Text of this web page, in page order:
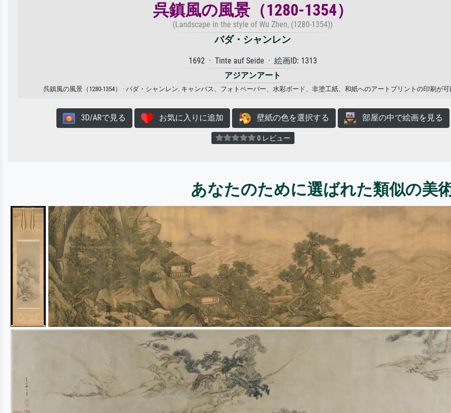
呉鎮風の風景（1280-1354）
(Landscape in the style of Wu Zhen, (1280-1354))
バダ・シャンレン
1692 · Tinte auf Seide · 絵画ID: 1313
アジアンアート
呉鎮風の風景（1280-1354） · バダ・シャンレン. キャンバス、フォトペーパー、水彩ボード、非塗工紙、和紙へのアートプリントの印刷が可
3D/ARで見る お気に入りに追加 壁紙の色を選択する 部屋の中で絵画を見る
0 レビュー
あなたのために選ばれた類似の美